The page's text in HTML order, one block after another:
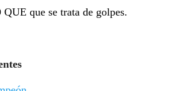
que se trata de golpes.